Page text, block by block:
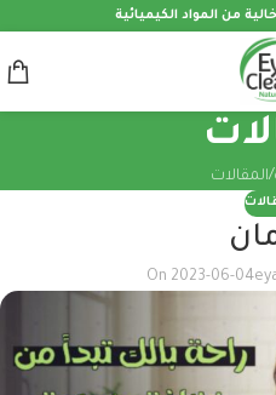
المقالات
On 2023-06-04